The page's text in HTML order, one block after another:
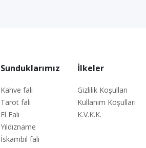
Sunduklarımız
Kahve falı
Tarot falı
El Falı
Yıldızname
İskambil falı
İlkeler
Gizlilik Koşulları
Kullanım Koşulları
K.V.K.K.